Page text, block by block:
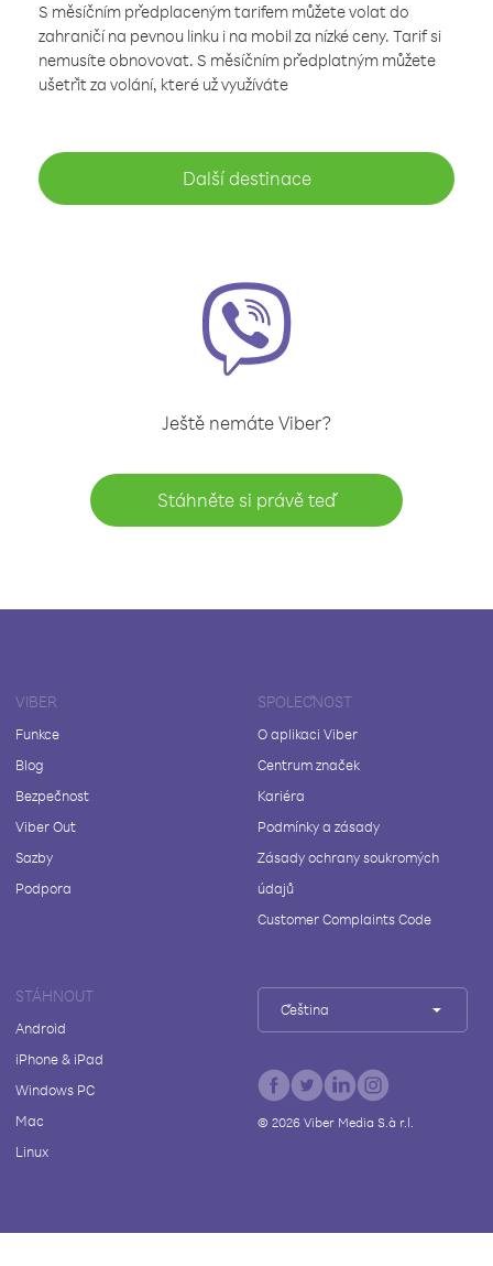
S měsíčním předplaceným tarifem můžete volat do
zahraničí na pevnou linku i na mobil za nízké ceny. Tarif si
nemusíte obnovovat. S měsíčním předplatným můžete
ušetřit za volání, které už využíváte
Další destinace
Ještě nemáte Viber?
Stáhněte si právě teď
VIBER
Funkce
Blog
Bezpečnost
Viber Out
Sazby
Podpora
SPOLEČNOST
O aplikaci Viber
Centrum značek
Kariéra
Podmínky a zásady
Zásady ochrany soukromých
údajů
Customer Complaints Code
STÁHNOUT
Android
iPhone & iPad
Windows PC
Mac
Linux
Čeština
© 2026Viber Media S.à r.l.